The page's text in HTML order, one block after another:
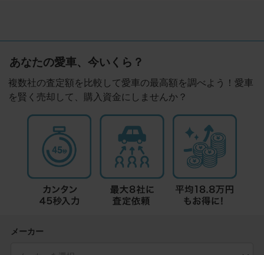
あなたの愛車、今いくら？
複数社の査定額を比較して愛車の最高額を調べよう！愛車
を賢く売却して、購入資金にしませんか？
メーカー